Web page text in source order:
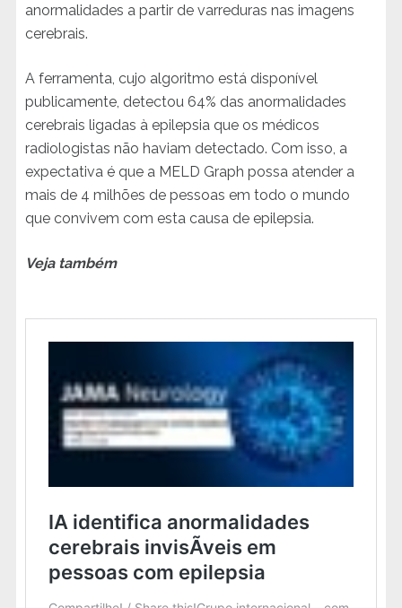
anormalidades a partir de varreduras nas imagens
cerebrais.
A ferramenta, cujo algoritmo está disponível
publicamente, detectou 64% das anormalidades
cerebrais ligadas à epilepsia que os médicos
radiologistas não haviam detectado. Com isso, a
expectativa é que a MELD Graph possa atender a
mais de 4 milhões de pessoas em todo o mundo
que convivem com esta causa de epilepsia.
Veja também